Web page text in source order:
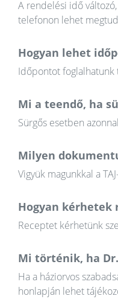
A rendelési idő
telefonon lehet
Hogyan lehet
Időpontot foglalhatunk
Mi a teendő, ha
Sürgős esetben
Milyen
Vigyük magunkkal a
Hogyan kérhetek
Receptet kérhetünk
Mi történik, ha
Ha a háziorvos
honlapján lehet